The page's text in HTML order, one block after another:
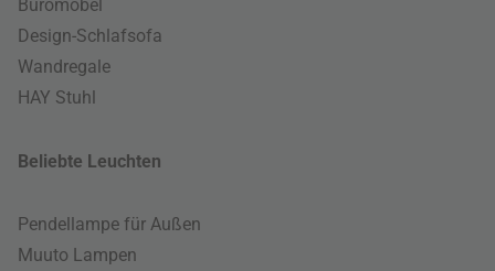
Büromöbel
Design-Schlafsofa
Wandregale
HAY Stuhl
Beliebte Leuchten
Pendellampe für Außen
Muuto Lampen